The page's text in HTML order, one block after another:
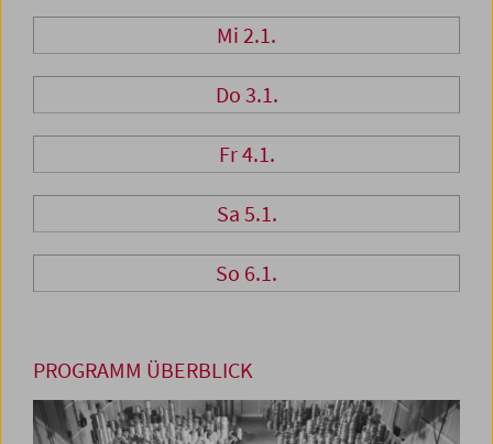
Mi 2.1.
Do 3.1.
Fr 4.1.
Sa 5.1.
So 6.1.
PROGRAMM ÜBERBLICK